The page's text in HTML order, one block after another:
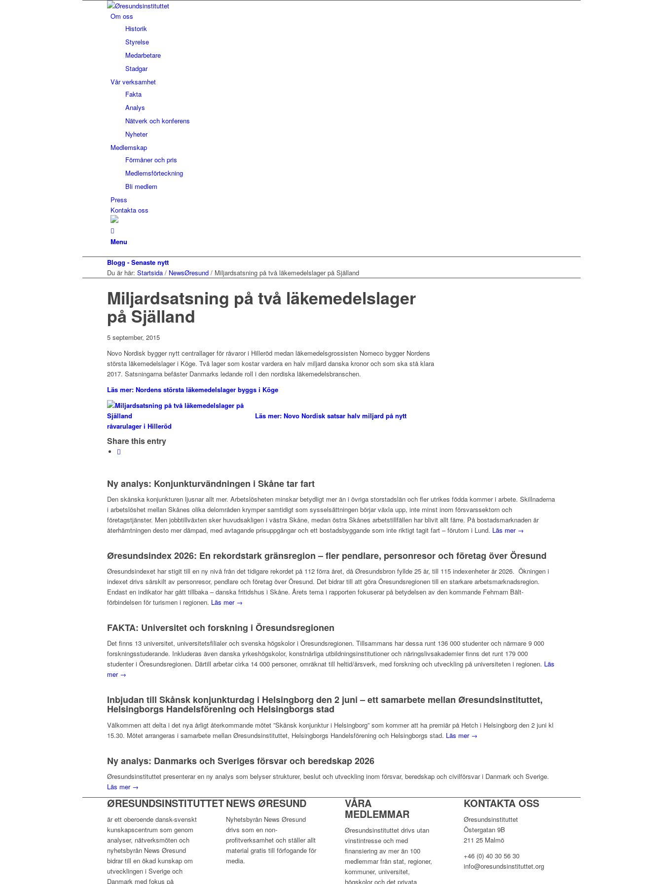
Om oss
Historik
Styrelse
Medarbetare
Stadgar
Vår verksamhet
Fakta
Analys
Nätverk och konferens
Nyheter
Medlemskap
Förmåner och pris
Medlemsförteckning
Bli medlem
Press
Kontakta oss
Menu
Blogg - Senaste nytt
Du är här: Startsida / NewsØresund / Miljardsatsning på två läkemedelslager på Själland
Miljardsatsning på två läkemedelslager
på Själland
5 september, 2015
Novo Nordisk bygger nytt centrallager för råvaror i Hilleröd medan läkemedelsgrossisten Nomeco bygger Nordens
största läkemedelslager i Köge. Två lager som kostar vardera en halv miljard danska kronor och som ska stå klara
2017. Satsningarna befäster Danmarks ledande roll i den nordiska läkemedelsbranschen.
Läs mer: Nordens största läkemedelslager byggs i Köge
Läs mer: Novo Nordisk satsar halv miljard på nytt
råvarulager i Hilleröd
Share this entry
Ny analys: Konjunkturvändningen i Skåne tar fart
Den skånska konjunkturen ljusnar allt mer. Arbetslösheten minskar betydligt mer än i övriga storstadslän och fler utrikes födda kommer i arbete. Skillnaderna
i arbetslöshet mellan Skånes olika delområden krymper samtidigt som sysselsättningen börjar växla upp, inte minst inom försvarssektorn och
företagstjänster. Men jobbtillväxten sker huvudsakligen i västra Skåne, medan östra Skånes arbetstillfällen har blivit allt färre. På bostadsmarknaden är
återhämtningen desto mer dämpad, med avtagande prisuppgångar och ett bostadsbyggande som inte riktigt tagit fart – förutom i Lund. Läs mer →
Øresundsindex 2026: En rekordstark gränsregion – fler pendlare, personresor och företag över Öresund
Øresundsindexet har stigit till en ny nivå från det tidigare rekordet på 112 förra året, då Øresundsbron fyllde 25 år, till 115 indexenheter år 2026. Ökningen i
indexet drivs särskilt av personresor, pendlare och företag över Öresund. Det bidrar till att göra Öresundsregionen till en starkare arbetsmarknadsregion.
Endast en indikator har gått tillbaka – danska fritidshus i Skåne. Årets tema i rapporten fokuserar på betydelsen av den kommande Fehmarn Bält-
förbindelsen för turismen i regionen. Läs mer →
FAKTA: Universitet och forskning i Öresundsregionen
Det finns 13 universitet, universitetsfilialer och svenska högskolor i Öresundsregionen. Tillsammans har dessa runt 136 000 studenter och närmare 9 000
forskningsstuderande. Inkluderas även danska yrkeshögskolor, konstnärliga utbildningsinstitutioner och näringslivsakademier finns det runt 179 000
studenter i Öresundsregionen. Därtill arbetar cirka 14 000 personer, omräknat till heltid/årsverk, med forskning och utveckling på universiteten i regionen. Läs
mer →
Inbjudan till Skånsk konjunkturdag i Helsingborg den 2 juni – ett samarbete mellan Øresundsinstituttet,
Helsingborgs Handelsförening och Helsingborgs stad
Välkommen att delta i det nya årligt återkommande mötet ”Skånsk konjunktur i Helsingborg” som kommer att ha premiär på Hetch i Helsingborg den 2 juni kl
15.30. Mötet arrangeras i samarbete mellan Øresundsinstituttet, Helsingborgs Handelsförening och Helsingborgs stad. Läs mer →
Ny analys: Danmarks och Sveriges försvar och beredskap 2026
Øresundsinstituttet presenterar en ny analys som belyser strukturer, beslut och utveckling inom försvar, beredskap och civilförsvar i Danmark och Sverige.
Läs mer →
ØRESUNDSINSTITUTTET
är ett oberoende dansk-svenskt
kunskapscentrum som genom
analyser, nätverksmöten och
nyhetsbyrån News Øresund
bidrar till en ökad kunskap om
utvecklingen i Sverige och
Danmark med fokus på
NEWS ØRESUND
Nyhetsbyrån News Øresund
drivs som en non-
profitverksamhet och ställer allt
material gratis till förfogande för
media.
VÅRA
MEDLEMMAR
Øresundsinstituttet drivs utan
vinst­intresse och med
finansiering av mer än 100
medlemmar från stat, regioner,
kommuner, universitet,
högskolor och det privata
KONTAKTA OSS
Øresundsinstituttet
Östergatan 9B
211 25 Malmö
+46 (0) 40 30 56 30
info@oresundsinstituttet.org